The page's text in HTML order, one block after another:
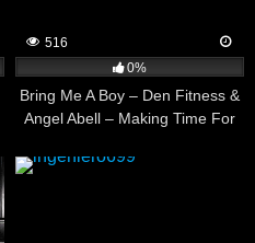
516
0%
Bring Me A Boy – Den Fitness &
Angel Abell – Making Time For